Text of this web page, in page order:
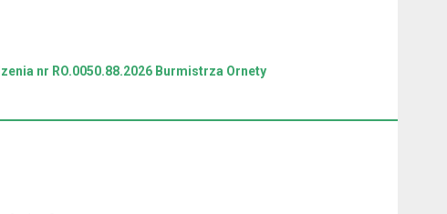
nr RO.0050.88.2026 Burmistrza Ornety